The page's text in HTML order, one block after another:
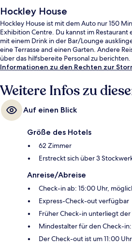
Hockley House
Hockley House ist mit dem Auto nur 150
Exhibition Centre. Du kannst im Restaurant
mit einem Drink in der Bar/Lounge
eine Terrasse and einen Garten. Andere
über das hilfsbereite Personal zu berichten.
Informationen zu den Rechten zur
Weitere Infos zu
Auf einen Blick
Größe des Hotels
62 Zimmer
Erstreckt sich über 3
Anreise/Abreise
Check-in ab: 15:00 Uhr,
Express-Check-out verfügbar
Früher Check-in unterliegt
Mindestalter für den Check-in:
Der Check-out ist um 11:00 Uhr